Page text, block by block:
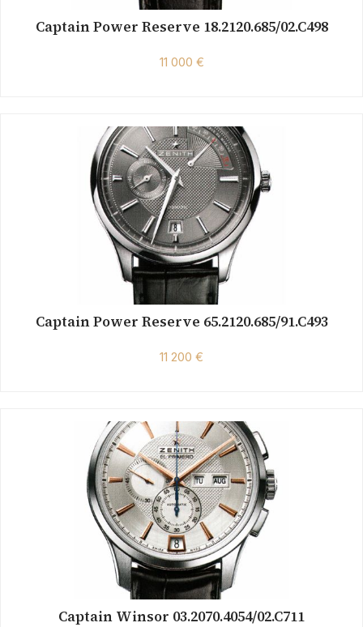
Captain Power Reserve 18.2120.685/02.C498
11 000 €
Captain Power Reserve 65.2120.685/91.C493
11 200 €
Captain Winsor 03.2070.4054/02.C711